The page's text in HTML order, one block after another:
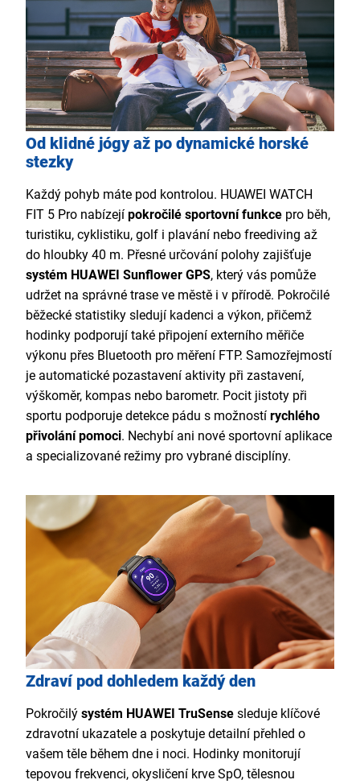
Od klidné jógy až po dynamické horské
stezky
Každý pohyb máte pod kontrolou. HUAWEI WATCH
FIT 5 Pro nabízejí pokročilé sportovní funkce pro běh,
turistiku, cyklistiku, golf i plavání nebo freediving až
do hloubky 40 m. Přesné určování polohy zajišťuje
systém HUAWEI Sunflower GPS, který vás pomůže
udržet na správné trase ve městě i v přírodě. Pokročilé
běžecké statistiky sledují kadenci a výkon, přičemž
hodinky podporují také připojení externího měřiče
výkonu přes Bluetooth pro měření FTP. Samozřejmostí
je automatické pozastavení aktivity při zastavení,
výškoměr, kompas nebo barometr. Pocit jistoty při
sportu podporuje detekce pádu s možností rychlého
přivolání pomoci. Nechybí ani nové sportovní aplikace
a specializované režimy pro vybrané disciplíny.
Zdraví pod dohledem každý den
Pokročilý systém HUAWEI TruSense sleduje klíčové
zdravotní ukazatele a poskytuje detailní přehled o
vašem těle během dne i noci. Hodinky monitorují
tepovou frekvenci, okysličení krve SpO, tělesnou